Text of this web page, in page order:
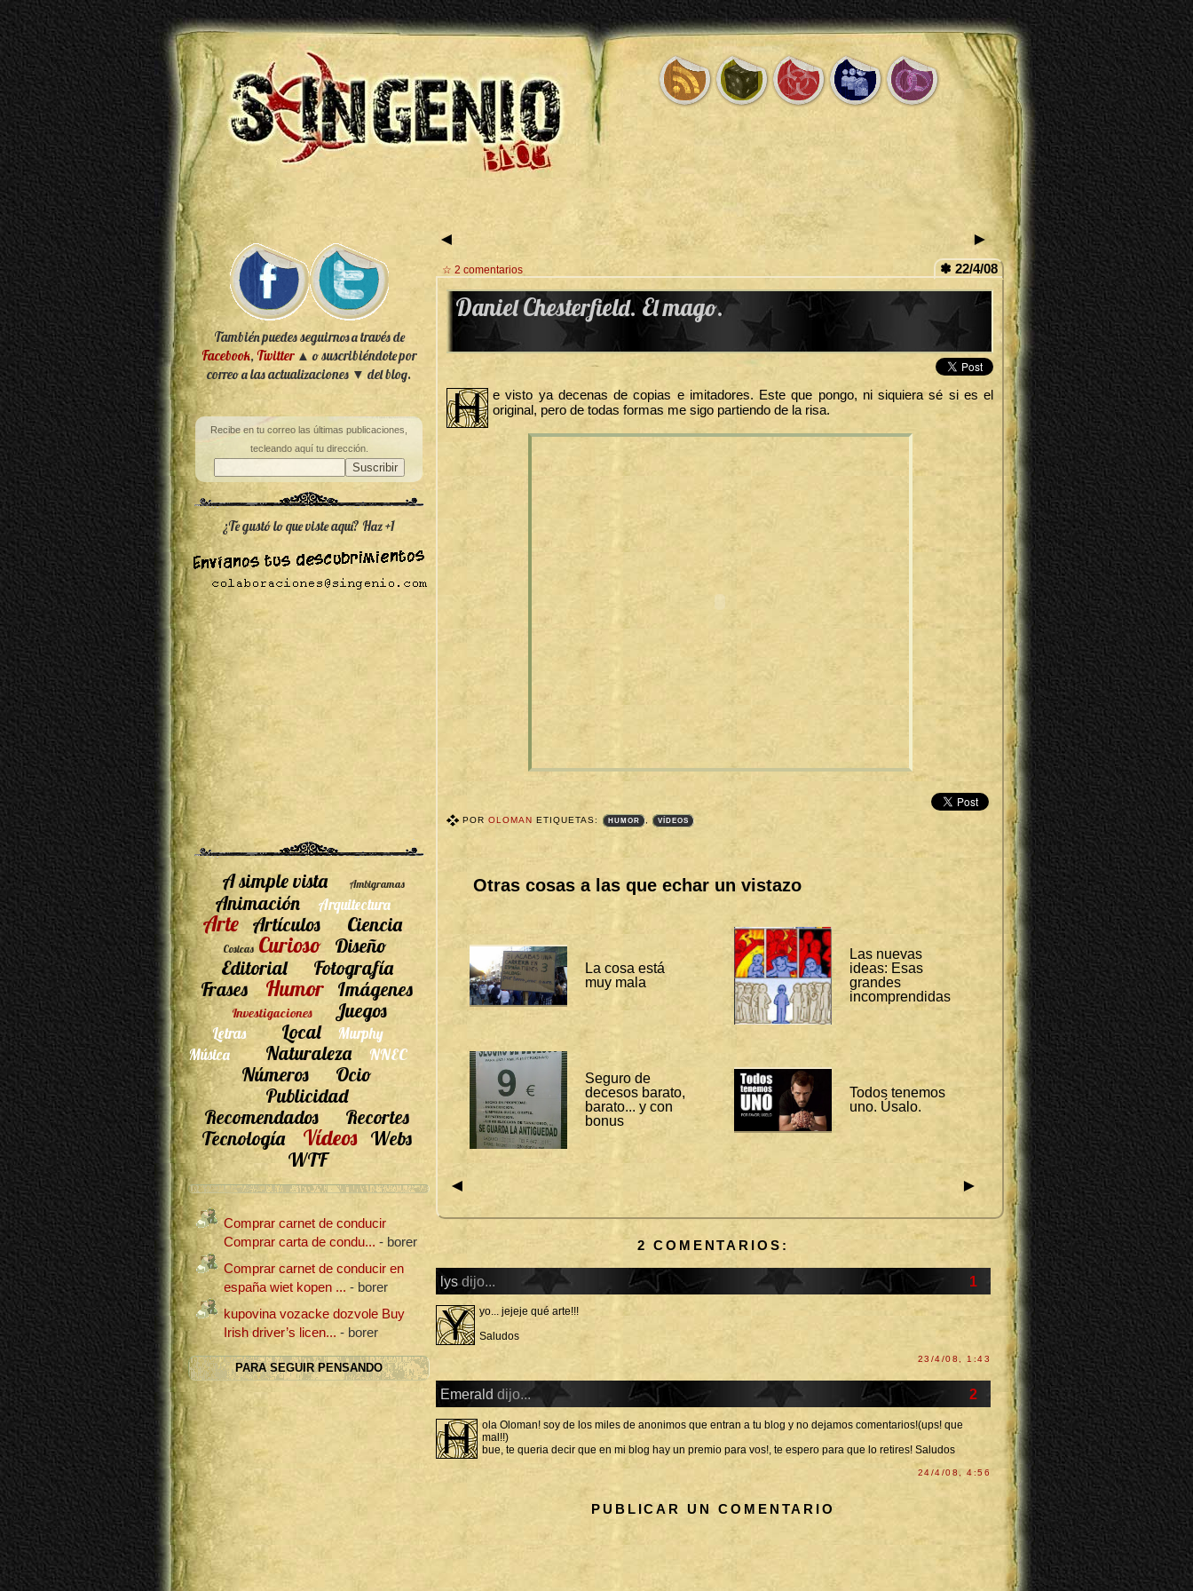
◄ ►
✽ 22/4/08
☆ 2 comentarios
Daniel Chesterfield. El mago.
H
e visto ya decenas de copias e imitadores. Este que pongo, ni siquiera sé si es el
original, pero de todas formas me sigo partiendo de la risa.
POROLOMANETIQUETAS: HUMOR , VÍDEOS
Otras cosas a las que echar un vistazo
La cosa está
muy mala
Las nuevas
ideas: Esas
grandes
incomprendidas
Seguro de
decesos barato,
barato... y con
bonus
Todos tenemos
uno. Úsalo.
◄ ►
2 COMENTARIOS:
lys dijo... 1
Y
yo... jejeje qué arte!!!
Saludos
23/4/08, 1:43
Emerald dijo... 2
H
ola Oloman! soy de los miles de anonimos que entran a tu blog y no dejamos comentarios!(ups! que
mal!!)
bue, te queria decir que en mi blog hay un premio para vos!, te espero para que lo retires! Saludos
24/4/08, 4:56
PUBLICAR UN COMENTARIO
También puedes seguirnos a través de
Facebook,Twitter▲ o suscribiéndote por
correo a las actualizaciones ▼ del blog.
Recibe en tu correo las últimas publicaciones,
tecleando aquí tu dirección.
¿Te gustó lo que viste aquí? Haz +1
A simple vista Ambigramas
Animación Arquitectura
Arte Artículos Ciencia
Cosicas Curioso
Diseño
Editorial
Fotografía
Frases
Humor Imágenes
Investigaciones Juegos
Letras Local
Murphy
Música
Naturaleza NNEC
Números
Ocio
Publicidad
Recomendados
Recortes
Tecnología
Vídeos Webs
WTF
Comprar carnet de conducir
Comprar carta de condu... - borer
Comprar carnet de conducir en
españa wiet kopen ... - borer
kupovina vozacke dozvole Buy
Irish driver’s licen... - borer
PARA SEGUIR PENSANDO